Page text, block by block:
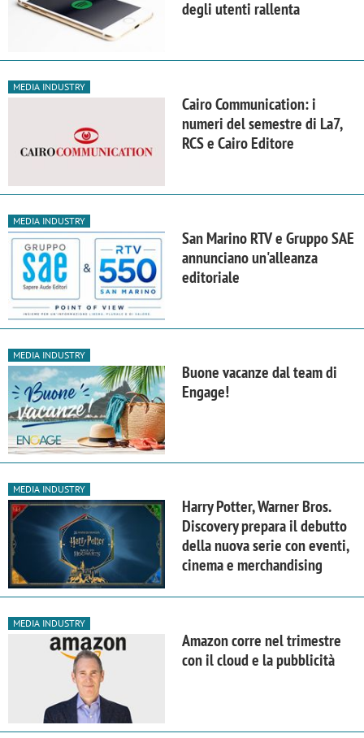
degli utenti rallenta
MEDIA INDUSTRY
Cairo Communication: i
numeri del semestre di La7,
RCS e Cairo Editore
MEDIA INDUSTRY
San Marino RTV e Gruppo SAE
annunciano un'alleanza
editoriale
MEDIA INDUSTRY
Buone vacanze dal team di
Engage!
MEDIA INDUSTRY
Harry Potter, Warner Bros.
Discovery prepara il debutto
della nuova serie con eventi,
cinema e merchandising
MEDIA INDUSTRY
Amazon corre nel trimestre
con il cloud e la pubblicità